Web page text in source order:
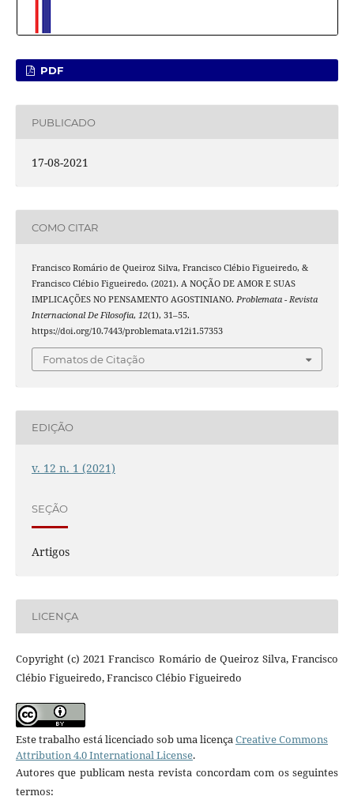
PDF
PUBLICADO
17-08-2021
COMO CITAR
Francisco Romário de Queiroz Silva, Francisco Clébio Figueiredo, &
Francisco Clébio Figueiredo. (2021). A NOÇÃO DE AMOR E SUAS
IMPLICAÇÕES NO PENSAMENTO AGOSTINIANO. Problemata - Revista
Internacional De Filosofia, 12(1), 31–55.
https://doi.org/10.7443/problemata.v12i1.57353
Fomatos de Citação
EDIÇÃO
v. 12 n. 1 (2021)
SEÇÃO
Artigos
LICENÇA
Copyright (c) 2021 Francisco Romário de Queiroz Silva, Francisco
Clébio Figueiredo, Francisco Clébio Figueiredo
Este trabalho está licenciado sob uma licençaCreative Commons
Attribution 4.0 International License.
Autores que publicam nesta revista concordam com os seguintes
termos: